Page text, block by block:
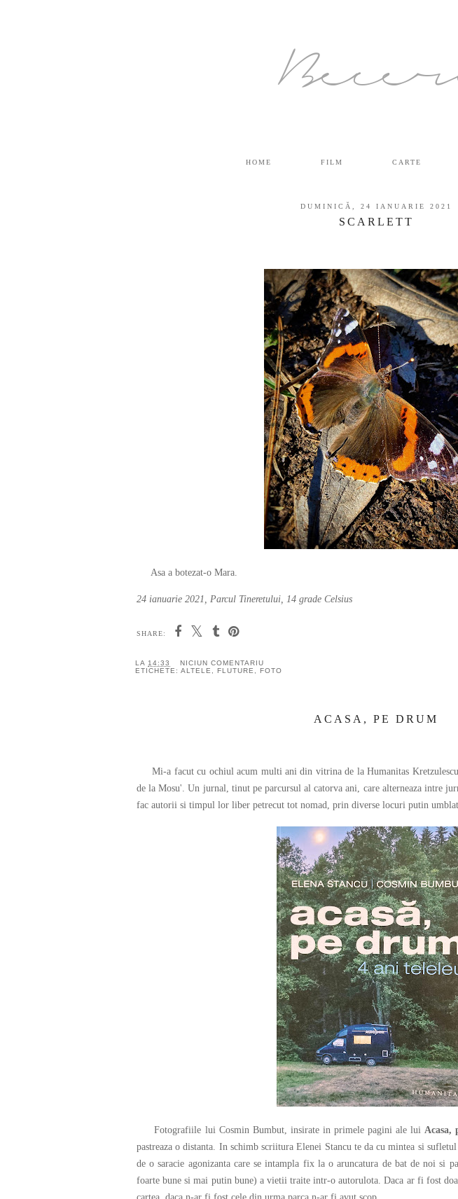
HOME FILM CARTE
DUMINICĂ, 24 IANUARIE 2021
SCARLETT
Asa a botezat-o Mara.
24 ianuarie 2021, Parcul Tineretului, 14 grade Celsius
SHARE:
LA 14:33
NICIUN COMENTARIU
ETICHETE: ALTELE FLUTURE FOTO
ACASA, PE DRUM
Mi-a facut cu ochiul acum multi ani din vitrina de la Humanitas
de la Mosu'. Un jurnal, tinut pe parcursul al catorva ani, care alterneaza intre
fac autorii si timpul lor liber petrecut tot nomad, prin diverse locuri putin
Fotografiile lui Cosmin Bumbut, insirate in primele pagini ale luiAcasa,
pastreaza o distanta. In schimb scriitura Elenei Stancu te da cu mintea si
de o saracie agonizanta care se intampla fix la o aruncatura de bat de noi si
foarte bune si mai putin bune) a vietii traite intr-o autorulota. Daca ar fi fost